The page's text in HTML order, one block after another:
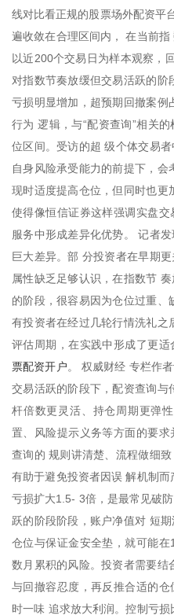
线对比看正规的股票场外配资平
遍收敛在合理区间内， 在当前指
以近200个交易日为样本观察，
对指数节奏放缓但交易活跃的阶
亏损明显增加，超预期回撤案例
行为 逻辑，与“配资查询”相关
位区间。受访的超 级个体交易
自身风险承受能力的前提下，
现时适度提高仓位，但同时也
使得像恒信证券这样强调实盘
服务中形成差异化优势。 记者
巨大差异。部 分投资者在早期
属性缺乏足够认识，在指数节
的阶段，很容易因为仓位过重
有投资者在经过几轮行情洗礼之
评估周期，在实践中形成了更
票配资开户。 权威财经 专栏作
交易活跃的阶段下，配资查询与
杆倍数更灵活、持仓周期更弹
置、风险提示义务等方面的要
查询的 规则讲清楚、流程做细
有助于避免投资者因误 解机制
亏损扩大1.5- 3倍，是最常见破
跃的阶段阶段，账户净值对 短
仓位与保证金安全垫，就可能
数月累积的风险。投资者需要
与回撤容忍度，再反推合适的
时一味 追求放大利润。控制亏